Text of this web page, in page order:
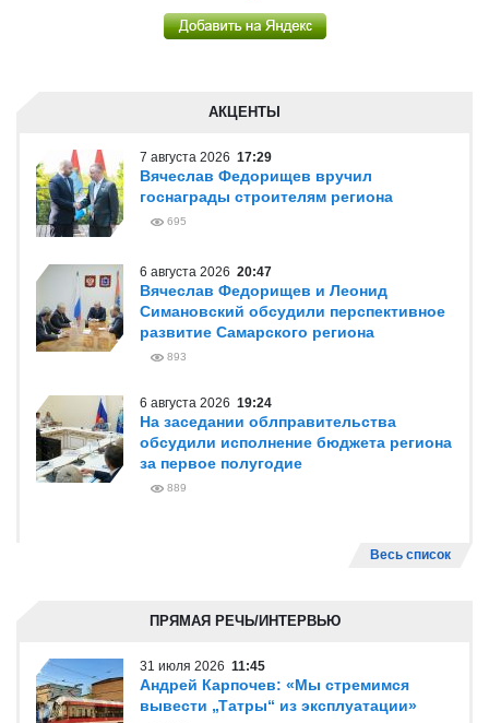
АКЦЕНТЫ
7 августа 2026 17:29
Вячеслав Федорищев вручил
госнаграды строителям региона
695
6 августа 2026 20:47
Вячеслав Федорищев и Леонид
Симановский обсудили перспективное
развитие Самарского региона
893
6 августа 2026 19:24
На заседании облправительства
обсудили исполнение бюджета региона
за первое полугодие
889
Весь список
ПРЯМАЯ РЕЧЬ/ИНТЕРВЬЮ
31 июля 2026 11:45
Андрей Карпочев: «Мы стремимся
вывести „Татры“ из эксплуатации»